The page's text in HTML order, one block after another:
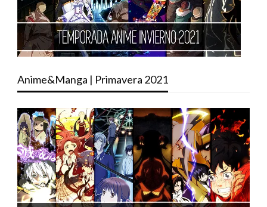
Anime&Manga | Primavera 2021